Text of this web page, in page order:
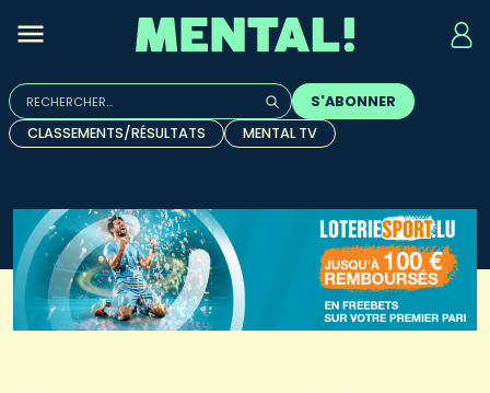
Rechercher :
Quand les résultats de l'auto-complétion sont
S'ABONNER
CLASSEMENTS/RÉSULTATS
MENTAL TV